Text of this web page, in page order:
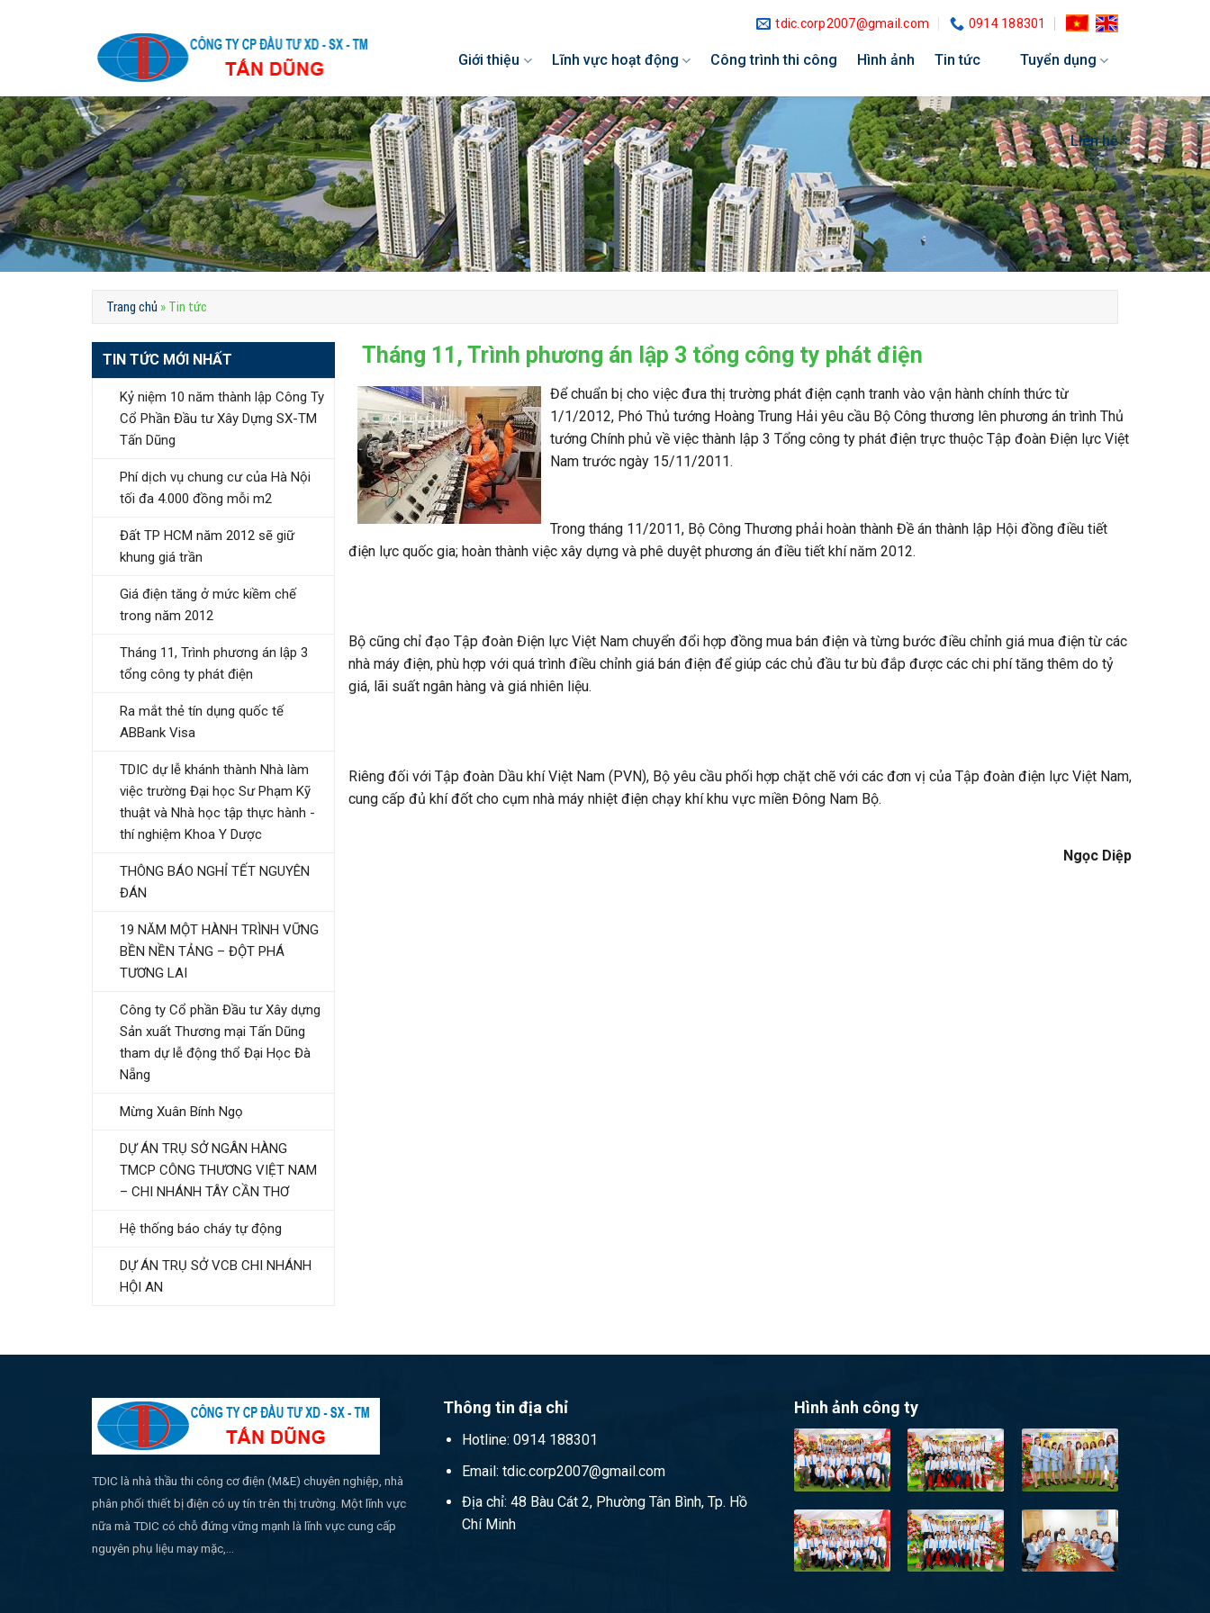
tdic.corp2007@gmail.com 0914 188301
Giới thiệu Lĩnh vực hoạt động Công trình thi công Hình ảnh Tin tức Tuyển dụng
Liên hệ
Trang chủ » Tin tức
TIN TỨC MỚI NHẤT
Kỷ niệm 10 năm thành lập Công Ty
Cổ Phần Đầu tư Xây Dựng SX-TM
Tấn Dũng
Phí dịch vụ chung cư của Hà Nội
tối đa 4.000 đồng mỗi m2
Đất TP HCM năm 2012 sẽ giữ
khung giá trần
Giá điện tăng ở mức kiềm chế
trong năm 2012
Tháng 11, Trình phương án lập 3
tổng công ty phát điện
Ra mắt thẻ tín dụng quốc tế
ABBank Visa
TDIC dự lễ khánh thành Nhà làm
việc trường Đại học Sư Phạm Kỹ
thuật và Nhà học tập thực hành -
thí nghiệm Khoa Y Dược
THÔNG BÁO NGHỈ TẾT NGUYÊN
ĐÁN
19 NĂM MỘT HÀNH TRÌNH VỮNG
BỀN NỀN TẢNG – ĐỘT PHÁ
TƯƠNG LAI
Công ty Cổ phần Đầu tư Xây dựng
Sản xuất Thương mại Tấn Dũng
tham dự lễ động thổ Đại Học Đà
Nẵng
Mừng Xuân Bính Ngọ
DỰ ÁN TRỤ SỞ NGÂN HÀNG
TMCP CÔNG THƯƠNG VIỆT NAM
– CHI NHÁNH TÂY CẦN THƠ
Hệ thống báo cháy tự động
DỰ ÁN TRỤ SỞ VCB CHI NHÁNH
HỘI AN
Tháng 11, Trình phương án lập 3 tổng công ty phát điện
Để chuẩn bị cho việc đưa thị trường phát điện cạnh tranh vào vận hành chính thức từ
1/1/2012, Phó Thủ tướng Hoàng Trung Hải yêu cầu Bộ Công thương lên phương án trình Thủ
tướng Chính phủ về việc thành lập 3 Tổng công ty phát điện trực thuộc Tập đoàn Điện lực Việt
Nam trước ngày 15/11/2011.
Trong tháng 11/2011, Bộ Công Thương phải hoàn thành Đề án thành lập Hội đồng điều tiết
điện lực quốc gia; hoàn thành việc xây dựng và phê duyệt phương án điều tiết khí năm 2012.
Bộ cũng chỉ đạo Tập đoàn Điện lực Việt Nam chuyển đổi hợp đồng mua bán điện và từng bước điều chỉnh giá mua điện từ các
nhà máy điện, phù hợp với quá trình điều chỉnh giá bán điện để giúp các chủ đầu tư bù đắp được các chi phí tăng thêm do tỷ
giá, lãi suất ngân hàng và giá nhiên liệu.
Riêng đối với Tập đoàn Dầu khí Việt Nam (PVN), Bộ yêu cầu phối hợp chặt chẽ với các đơn vị của Tập đoàn điện lực Việt Nam,
cung cấp đủ khí đốt cho cụm nhà máy nhiệt điện chạy khí khu vực miền Đông Nam Bộ.
Ngọc Diệp
TDIC là nhà thầu thi công cơ điện (M&E) chuyên nghiệp, nhà
phân phối thiết bị điện có uy tín trên thị trường. Một lĩnh vực
nữa mà TDIC có chỗ đứng vững mạnh là lĩnh vực cung cấp
nguyên phụ liệu may mặc,...
Thông tin địa chỉ
Hotline: 0914 188301
Email: tdic.corp2007@gmail.com
Địa chỉ: 48 Bàu Cát 2, Phường Tân Bình, Tp. Hồ
Chí Minh
Hình ảnh công ty